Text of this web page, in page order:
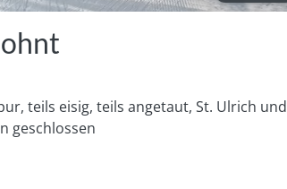
teils eisig, teils angetaut, St. Ulrich und
geschlossen